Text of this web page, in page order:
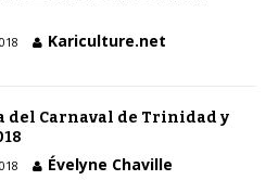
Kariculture.net
del Carnaval de Trinidad y
Évelyne Chaville